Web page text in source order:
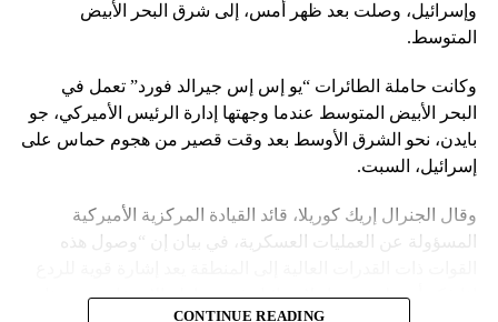
وقد تحتاج إلى تعديل الإعدادات على هاتف Galaxy للبدء في
الكتابة بالتمرير.
وتعد لوحة Gboard من Google المزودة بميزة الكتابة بالتمرير هي
لوحة المفاتيح القياسية لبعض هواتف Android أو يمكنك تنزيلها
بشكل منفصل لهواتف iPhone وAndroid.
المفاتيح الأخرى، بما في ذلك تطبيق Microsoft SwiftKey الذي
يمكنك تثبيته على هواتف Android وiPhone.
المصدر: العربية
وإسرائيل، وصلت بعد ظهر أمس، إلى شرق البحر الأبيض
المتوسط.
وكانت حاملة الطائرات “يو إس إس جيرالد فورد” تعمل في
البحر الأبيض المتوسط عندما وجهتها إدارة الرئيس الأميركي، جو
بايدن، نحو الشرق الأوسط بعد وقت قصير من هجوم حماس على
إسرائيل، السبت.
وقال الجنرال إريك كوريلا، قائد القيادة المركزية الأميركية
المسؤولة عن العمليات العسكرية، في بيان إن “وصول هذه
إذا فكر أي طرف معاد لإسرائيل في محاولة الاستفادة من هذا
CONTINUE READING